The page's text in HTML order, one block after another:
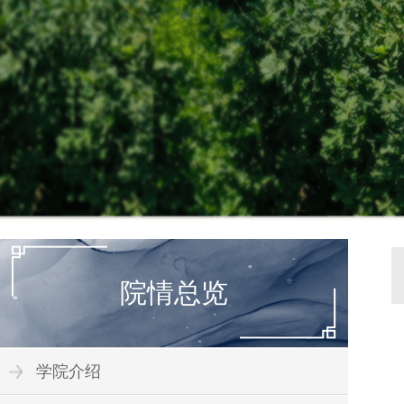
院情总览
学院介绍